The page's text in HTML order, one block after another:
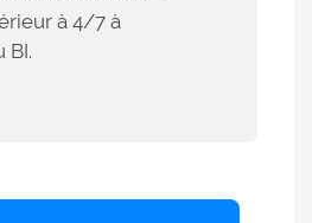
à 4/7 à
BI.